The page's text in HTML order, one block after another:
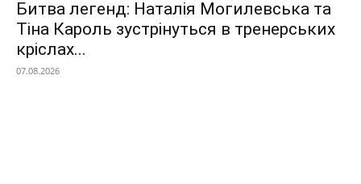
Битва легенд: Наталія Могилевська та
Тіна Кароль зустрінуться в тренерських
кріслах...
07.08.2026